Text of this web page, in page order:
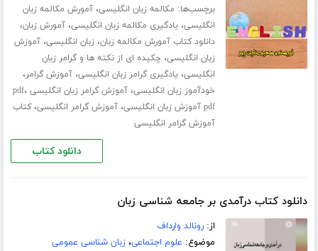
برچسب‌ها: مکالمه زبان انگلیسی،آمورش مکالمه زبان
انگلیسی، یادگیری مکالمه زبان انگلیسی،آمورش زبان،
دانلود کتاب آمورش مکالمه زبان، زبان انگلیسی،آموزش
زبان انگلیسی، چکیده ای از نکته ها و گرامر زبان
انگلیسی، یادگیری گرامر زبان انگلیسی،آموزش گرامر،
خودآموز زبان انگلیسی،آموزش گرامر زبان انگلیسی pdf ،
pdf آموزش زبان انگلیسی ،آموزش گرامر انگلیسی،کتاب
آموزش گرامر انگلیسی
دانلود کتاب
دانلود کتاب درآمدی بر جامعه شناسی زبان
از:رونالد وارداف
موضوع: علوم اجتماعی،زبان شناسی عمومی